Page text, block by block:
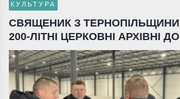
КУЛЬТУРА
СВЯЩЕНИК З
200-ЛІТНІ ЦЕРКОВНІ АРХІВНІ